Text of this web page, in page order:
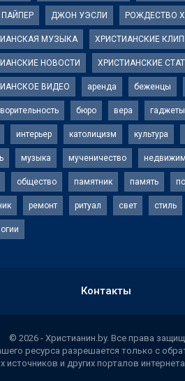
ДЖОН УЭСЛИ РОЖДЕСТВО
МУЗЫКА ХРИСТИАНСКИЕ
НОВОСТИ ХРИСТИАНСКИЕ
ВИДЕО аренда беженцы
бюро вера гаджеты
интерьер католицизм культура
музыка мученичество
общество памятник память
ремонт ритуал свет стиль
Контакты
© 2026 - Христианин.by. Все права
ресурса разрешается только с
и других порталов